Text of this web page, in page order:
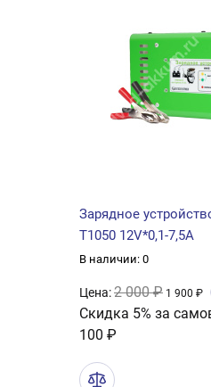
Зарядное
Т1050 12V*0,1-7,5А
В наличии: 0
Цена:2 000 ₽ 1 900 ₽
Скидка 5% за
100 ₽